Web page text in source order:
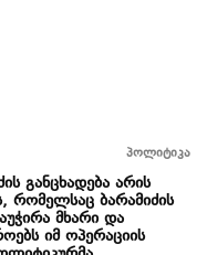
პოლიტიკა
განცხადება არის
რომელსაც ბარამიძის
მხარი და
იმ ოპერაციის